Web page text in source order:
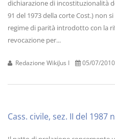
dichiarazione di incostituzionalità
91 del 1973 della corte Cost.) non
regime di parità introdotto con la
revocazione per...
Redazione WikiJus I 05/07/2010
Cass. civile, sez. II del